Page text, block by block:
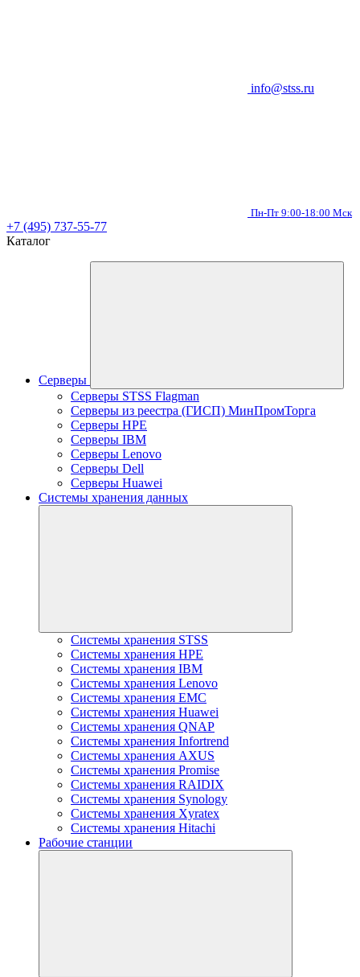
info@stss.ru
Пн-Пт 9:00-18:00 Мск
+7 (495) 737-55-77
Каталог
Серверы
Серверы STSS Flagman
Серверы из реестра (ГИСП) МинПромТорга
Серверы HPE
Серверы IBM
Серверы Lenovo
Серверы Dell
Серверы Huawei
Системы хранения данных
Системы хранения STSS
Системы хранения HPE
Системы хранения IBM
Системы хранения Lenovo
Системы хранения EMC
Системы хранения Huawei
Системы хранения QNAP
Системы хранения Infortrend
Системы хранения AXUS
Системы хранения Promise
Системы хранения RAIDIX
Системы хранения Synology
Системы хранения Xyratex
Системы хранения Hitachi
Рабочие станции